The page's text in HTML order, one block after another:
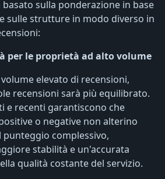
sulla ponderazione in base
sulle strutture in modo diverso in
per le proprietà ad alto volume
elevato di recensioni,
recensioni sarà più equilibrato.
e recenti garantiscono che
o negative non alterino
complessivo,
stabilità e un'accurata
qualità costante del servizio.